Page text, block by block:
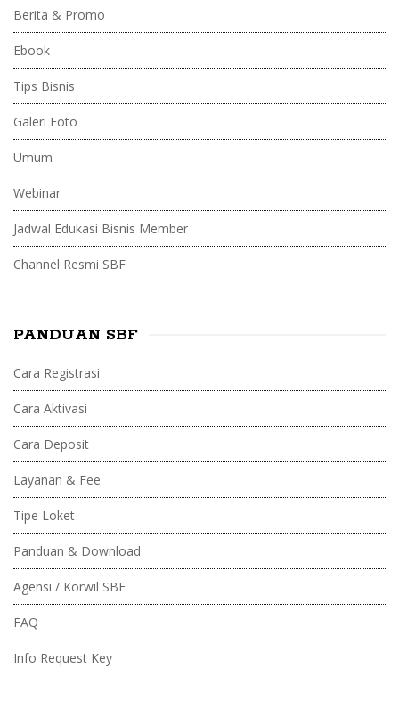
Berita & Promo
Ebook
Tips Bisnis
Galeri Foto
Umum
Webinar
Jadwal Edukasi Bisnis Member
Channel Resmi SBF
PANDUAN SBF
Cara Registrasi
Cara Aktivasi
Cara Deposit
Layanan & Fee
Tipe Loket
Panduan & Download
Agensi / Korwil SBF
FAQ
Info Request Key